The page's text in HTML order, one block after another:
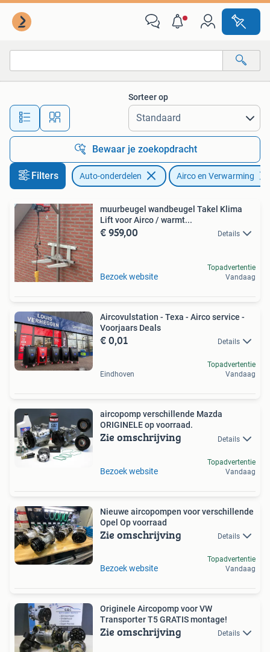
Alle afstanden…
Sorteer op
Bewaar je zoekopdracht
Filters Auto-onderdelen Airco en Verwarming
muurbeugel wandbeugel Takel Klima
Lift voor Airco / warmt...
€ 959,00 Details
Bezoek website
Topadvertentie
Vandaag
Aircovulstation - Texa - Airco service -
Voorjaars Deals
€ 0,01 Details
Eindhoven
Topadvertentie
Vandaag
aircopomp verschillende Mazda
ORIGINELE op voorraad.
Zie omschrijving Details
Bezoek website
Topadvertentie
Vandaag
Nieuwe aircopompen voor verschillende
Opel Op voorraad
Zie omschrijving Details
Bezoek website
Topadvertentie
Vandaag
Originele Aircopomp voor VW
Transporter T5 GRATIS montage!
Zie omschrijving Details